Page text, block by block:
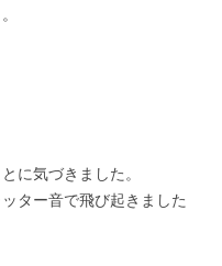
に気づきました。
ター音で飛び起きました